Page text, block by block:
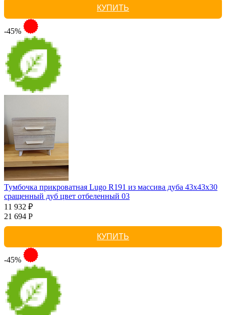
КУПИТЬ
-45%
Тумбочка прикроватная Lugo R191 из массива дуба 43х43х30
сращенный дуб цвет отбеленный 03
11 932 ₽
21 694 Р
КУПИТЬ
-45%